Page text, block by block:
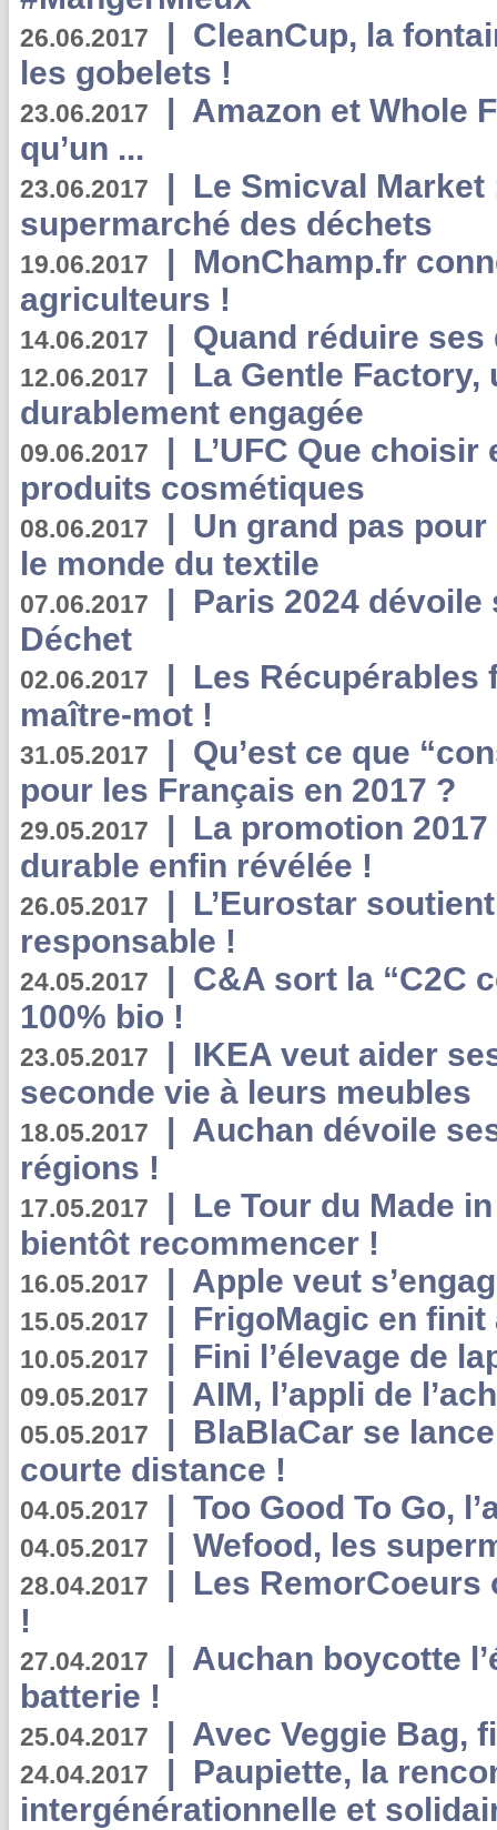
26.06.2017 | CleanCup, la
les gobelets !
23.06.2017 | Amazon et Whole
qu’un ...
23.06.2017 | Le Smicval
supermarché des déchets
19.06.2017 | MonChamp.fr
agriculteurs !
14.06.2017 | Quand réduire
12.06.2017 | La Gentle
durablement engagée
09.06.2017 | L’UFC Que
produits cosmétiques
08.06.2017 | Un grand pas
le monde du textile
07.06.2017 | Paris 2024
Déchet
02.06.2017 | Les Récupérables
maître-mot !
31.05.2017 | Qu’est ce que
pour les Français en 2017 ?
29.05.2017 | La promotion
durable enfin révélée !
26.05.2017 | L’Eurostar
responsable !
24.05.2017 | C&A sort la “C2C
100% bio !
23.05.2017 | IKEA veut aider
seconde vie à leurs meubles
18.05.2017 | Auchan dévoile
régions !
17.05.2017 | Le Tour du Made
bientôt recommencer !
16.05.2017 | Apple veut
15.05.2017 | FrigoMagic en
10.05.2017 | Fini l’élevage de
09.05.2017 | AIM, l’appli de
05.05.2017 | BlaBlaCar se
courte distance !
04.05.2017 | Too Good To Go,
04.05.2017 | Wefood, les
28.04.2017 | Les RemorCoeurs
!
27.04.2017 | Auchan boycotte
batterie !
25.04.2017 | Avec Veggie Bag,
24.04.2017 | Paupiette, la
intergénérationnelle et